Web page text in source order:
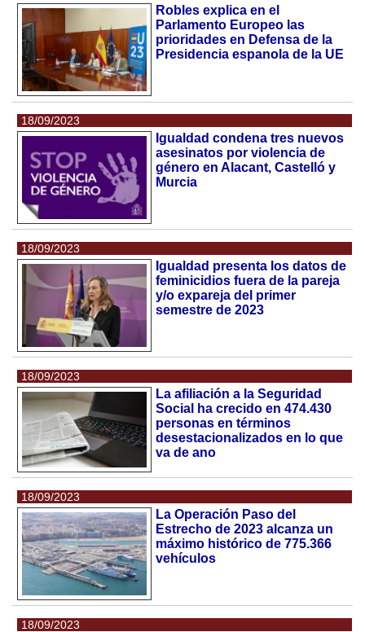
Robles explica en el
Parlamento Europeo las
prioridades en Defensa de la
Presidencia espanola de la UE
18/09/2023
Igualdad condena tres nuevos
asesinatos por violencia de
género en Alacant, Castelló y
Murcia
18/09/2023
Igualdad presenta los datos de
feminicidios fuera de la pareja
y/o expareja del primer
semestre de 2023
18/09/2023
La afiliación a la Seguridad
Social ha crecido en 474.430
personas en términos
desestacionalizados en lo que
va de ano
18/09/2023
La Operación Paso del
Estrecho de 2023 alcanza un
máximo histórico de 775.366
vehículos
18/09/2023